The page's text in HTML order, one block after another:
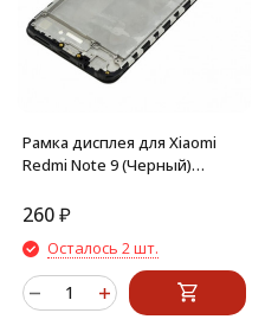
Рамка дисплея для Xiaomi
Redmi Note 9 (Черный)
260₽
Осталось 2 шт.